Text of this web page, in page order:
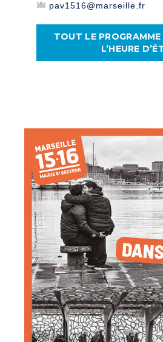
pav1516@marseille.fr
TOUT LE
L’HEURE